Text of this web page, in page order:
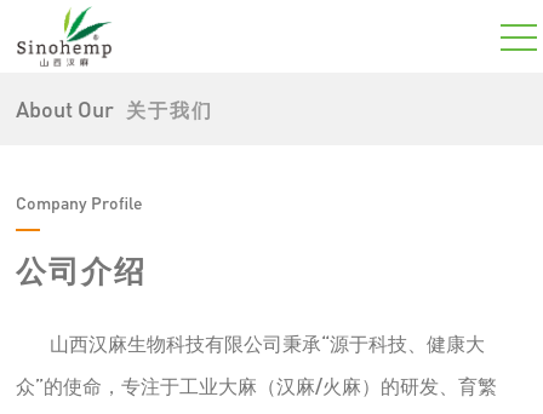
About Our 关于我们
Company Profile
公司介绍
山西汉麻生物科技有限公司秉承“源于科技、健康大
众”的使命，专注于工业大麻（汉麻/火麻）的研发、育繁